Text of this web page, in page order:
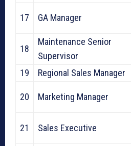
17 GA Manager
18
Maintenance Senior
Supervisor
19
Regional Sales Manager
20 Marketing Manager
21 Sales Executive